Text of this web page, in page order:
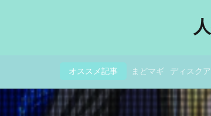
オススメ記事 まどマギ ディスク